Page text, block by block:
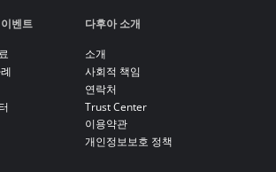
벤트
다후아 소개
소개
사회적 책임
연락처
Trust Center
이용약관
개인정보보호 정책